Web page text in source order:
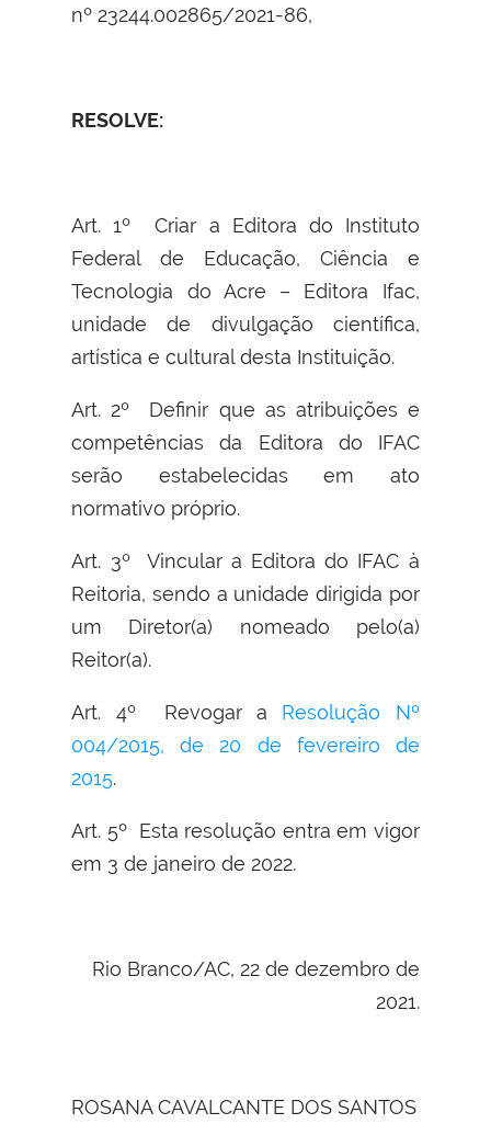
nº 23244.002865/2021-86,
RESOLVE:
Art. 1º Criar a Editora do Instituto
Federal de Educação, Ciência e
Tecnologia do Acre – Editora Ifac,
unidade de divulgação científica,
artística e cultural desta Instituição.
Art. 2º Definir que as atribuições e
competências da Editora do IFAC
serão estabelecidas em ato
normativo próprio.
Art. 3º Vincular a Editora do IFAC à
Reitoria, sendo a unidade dirigida por
um Diretor(a) nomeado pelo(a)
Reitor(a).
Art. 4º Revogar a Resolução Nº
004/2015, de 20 de fevereiro de
2015.
Art. 5º Esta resolução entra em vigor
em 3 de janeiro de 2022.
Rio Branco/AC, 22 de dezembro de
2021.
ROSANA CAVALCANTE DOS SANTOS